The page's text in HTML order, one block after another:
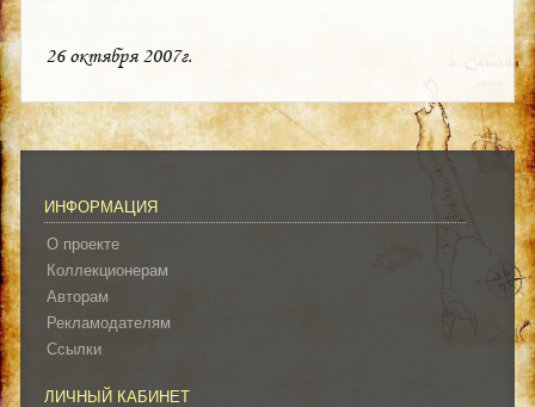
26 октября 2007г.
ИНФОРМАЦИЯ
О проекте
Коллекционерам
Авторам
Рекламодателям
Ссылки
ЛИЧНЫЙ КАБИНЕТ